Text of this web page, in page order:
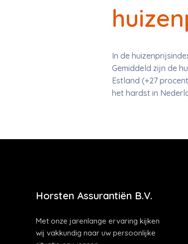
In de
Gemiddeld zijn de
Estland (+27
het hardst in
Horsten Assurantiën B.V.
Met onze jarenlange ervaring kijken
wij vakkundig naar uw persoonlijke